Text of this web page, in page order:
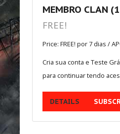
Jogos MEMBROS
3D
Ação
Esporte
Multijogadores
MEMBROS
MEMBRO CLAN
FREE!
Price: FREE! por 7 dias /
Cria sua conta e Teste
para continuar tendo
DETAILS